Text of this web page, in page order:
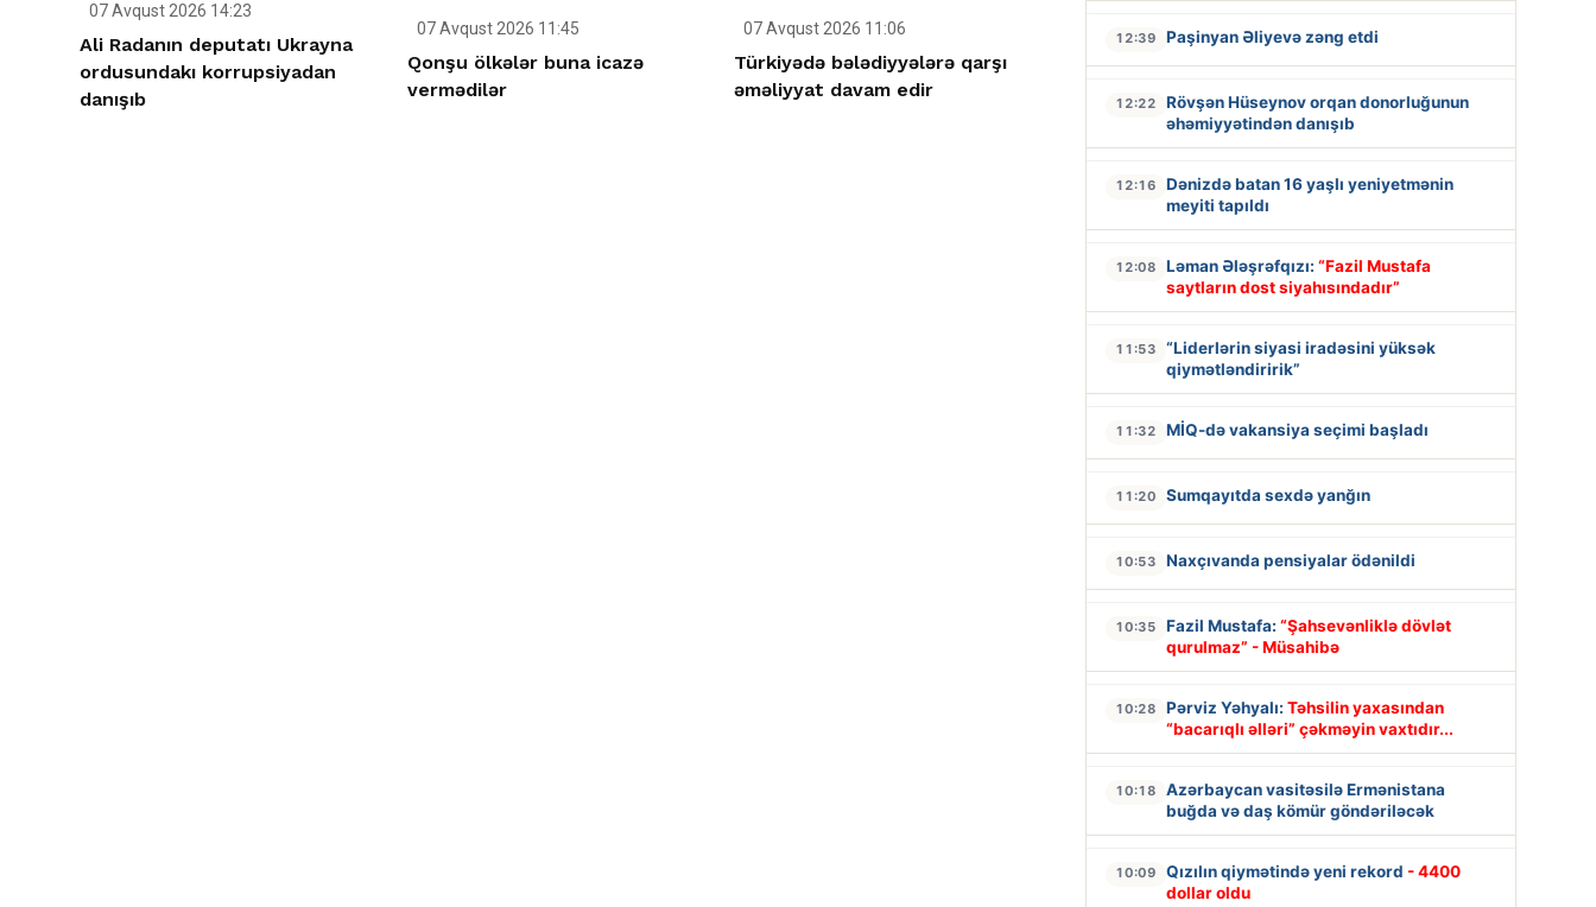
07 Avqust 2026 14:23
Ali Radanın deputatı Ukrayna
ordusundakı korrupsiyadan
danışıb
07 Avqust 2026 11:45
Qonşu ölkələr buna icazə
vermədilər
07 Avqust 2026 11:06
Türkiyədə bələdiyyələrə qarşı
əməliyyat davam edir
12:39 Paşinyan Əliyevə zəng etdi
12:22
Rövşən Hüseynov orqan donorluğunun
əhəmiyyətindən danışıb
12:16
Dənizdə batan 16 yaşlı yeniyetmənin
meyiti tapıldı
12:08 Ləman Ələşrəfqızı: “Fazil Mustafa
saytların dost siyahısındadır”
11:53
“Liderlərin siyasi iradəsini yüksək
qiymətləndiririk”
11:32 MİQ-də vakansiya seçimi başladı
11:20 Sumqayıtda sexdə yanğın
10:53 Naxçıvanda pensiyalar ödənildi
10:35 Fazil Mustafa: “Şahsevənliklə dövlət
qurulmaz” - Müsahibə
10:28 Pərviz Yəhyalı: Təhsilin yaxasından
“bacarıqlı əlləri” çəkməyin vaxtıdır...
10:18
Azərbaycan vasitəsilə Ermənistana
buğda və daş kömür göndəriləcək
10:09 Qızılın qiymətində yeni rekord - 4400
dollar oldu